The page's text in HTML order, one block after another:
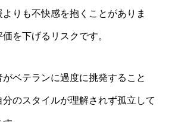
りも不快感を抱くことがありま
を下げるリスクです。
ベテランに過度に挑発すること
のスタイルが理解されず孤立して